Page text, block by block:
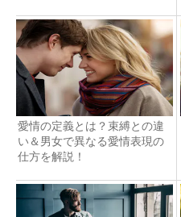
愛情の定義とは？束縛との違
い＆男女で異なる愛情表現の
仕方を解説！